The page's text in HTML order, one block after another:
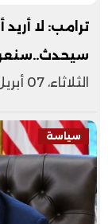
ترامب: لا
الثلاثاء، 07 أبريل 2026 02:31 م
سياسة